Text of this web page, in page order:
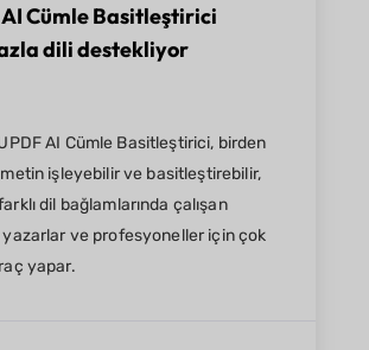
AI Cümle Basitleştirici
dili destekliyor
AI Cümle Basitleştirici, birden
işleyebilir ve basitleştirebilir,
dil bağlamlarında çalışan
ve profesyoneller için çok
yapar.